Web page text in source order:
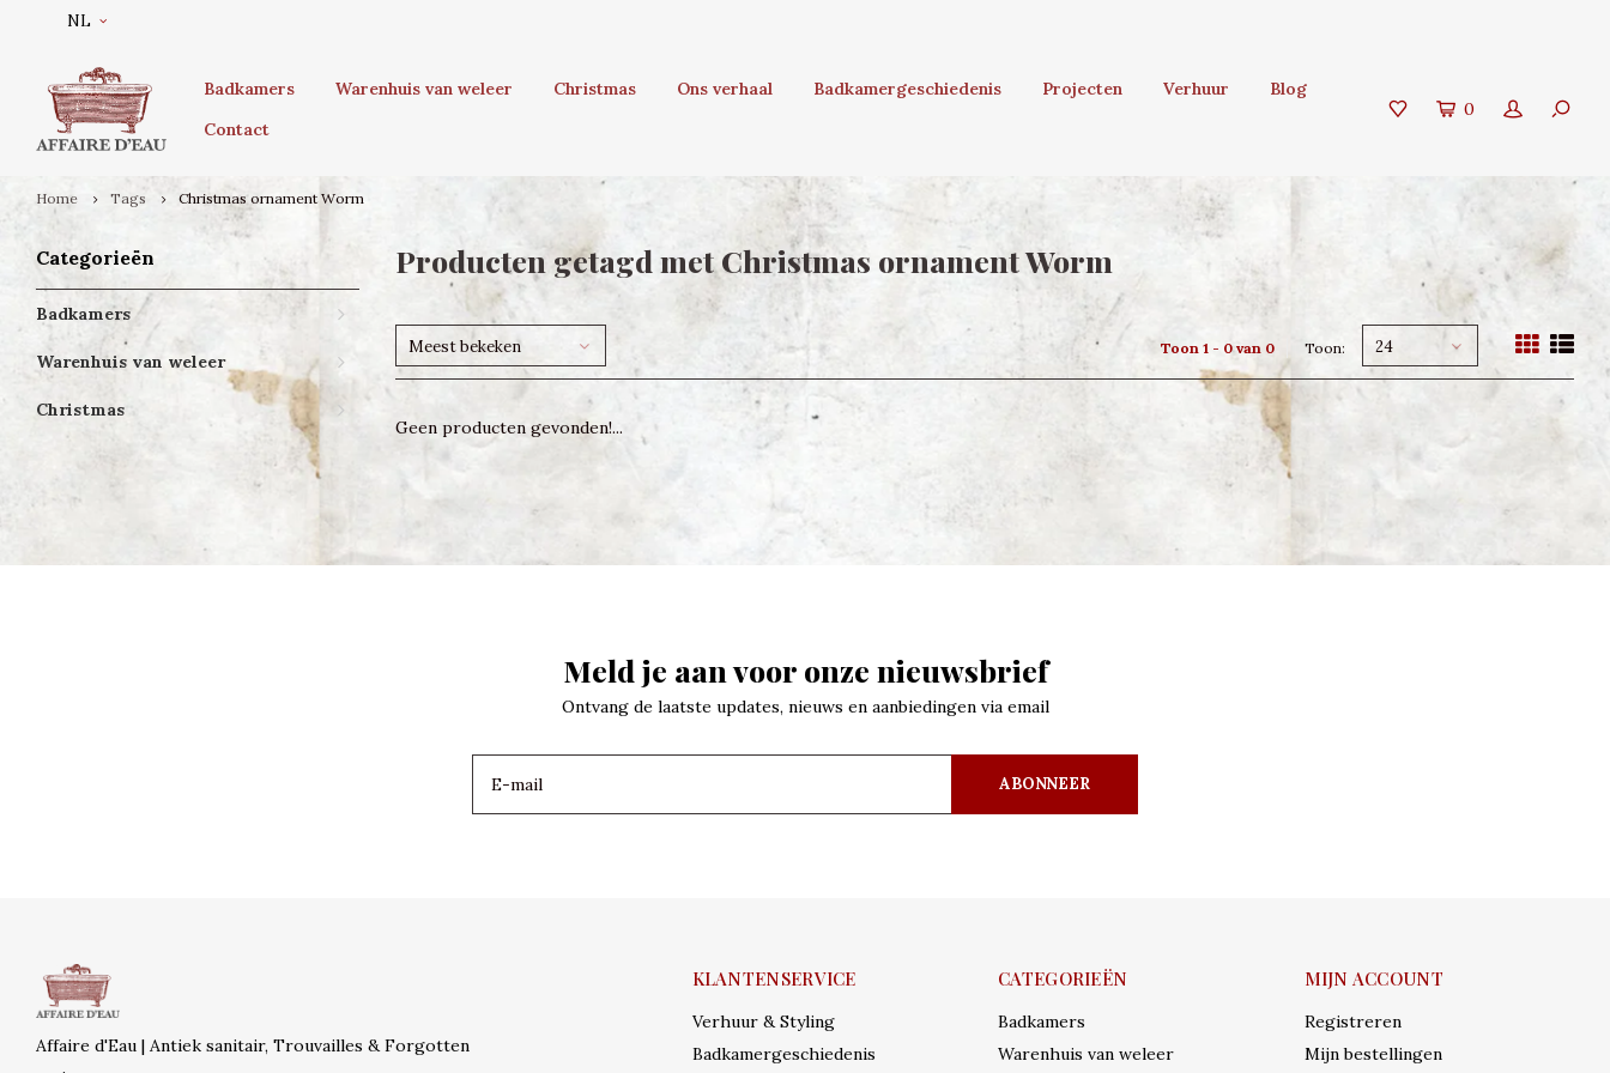
NL
Badkamers Warenhuis van weleer Christmas Ons verhaal Badkamergeschiedenis Projecten Verhuur
Blog
Contact
0
Home Tags Christmas ornament Worm
Categorieën
Badkamers
Warenhuis van weleer
Christmas
Producten getagd met Christmas ornament Worm
Meest bekeken Toon 1 - 0 van 0 Toon: 24
Geen producten gevonden!...
Meld je aan voor onze nieuwsbrief
Ontvang de laatste updates, nieuws en aanbiedingen via email
ABONNEER
Affaire d'Eau | Antiek sanitair, Trouvailles & Forgotten
KLANTENSERVICE
Verhuur & Styling
Badkamergeschiedenis
CATEGORIEËN
Badkamers
Warenhuis van weleer
MIJN ACCOUNT
Registreren
Mijn bestellingen